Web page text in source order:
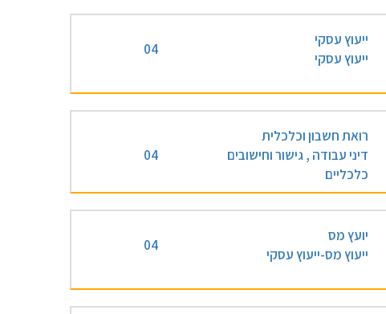
ייעוץ עסקי
ייעוץ עסקי
04
רואת חשבון וכלכלית
דיני עבודה , גישור וחישובים
כלכליים
04
יועץ מס
ייעוץ מס-ייעוץ עסקי
04